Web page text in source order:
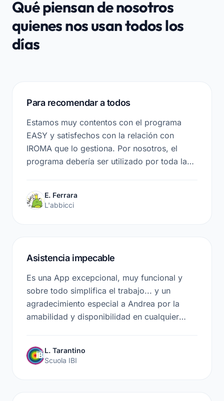
Qué piensan de nosotros
quienes nos usan todos los
días
Para recomendar a todos
Estamos muy contentos con el programa
EASY y satisfechos con la relación con
IROMA que lo gestiona. Por nosotros, el
programa debería ser utilizado por toda la
E. Ferrara
L'abbicci
Asistencia impecable
Es una App excepcional, muy funcional y
sobre todo simplifica el trabajo... y un
agradecimiento especial a Andrea por la
amabilidad y disponibilidad en cualquier
quieran dar un salto de calidad a su
empresa.
L. Tarantino
Scuola IBI